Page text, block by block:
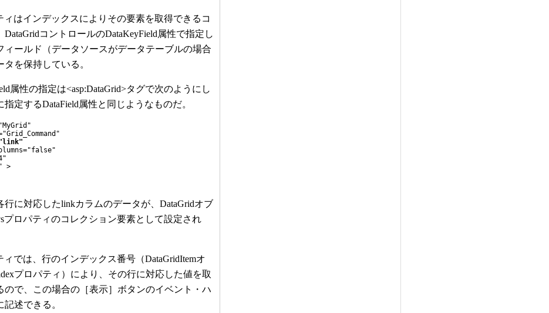
はインデックスによりその要素を取得できるコ
コントロールのDataKeyField属性で指定し
ィールド（データソースがデータテーブルの場合
を保持している。
属性の指定は<asp:DataGrid>タグで次のようにし
定するDataField属性と同じようなものだ。
>
に対応したlinkカラムのデータが、DataGridオブ
プロパティのコレクション要素として設定され
では、行のインデックス番号（DataGridItemオ
プロパティ）により、その行に対応した値を取
ので、この場合の［表示］ボタンのイベント・ハ
述できる。